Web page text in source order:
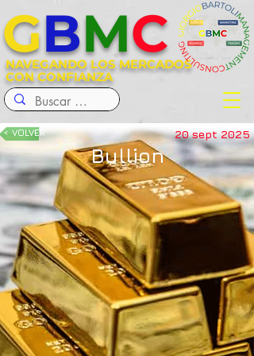
NAVEGANDO LOS MERCADOS
CON CONFIANZA
GBMC
< VOLVER 20 sept 2025
Bullion